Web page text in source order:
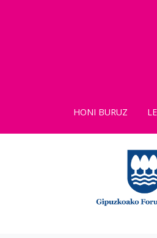
HONI BURUZ